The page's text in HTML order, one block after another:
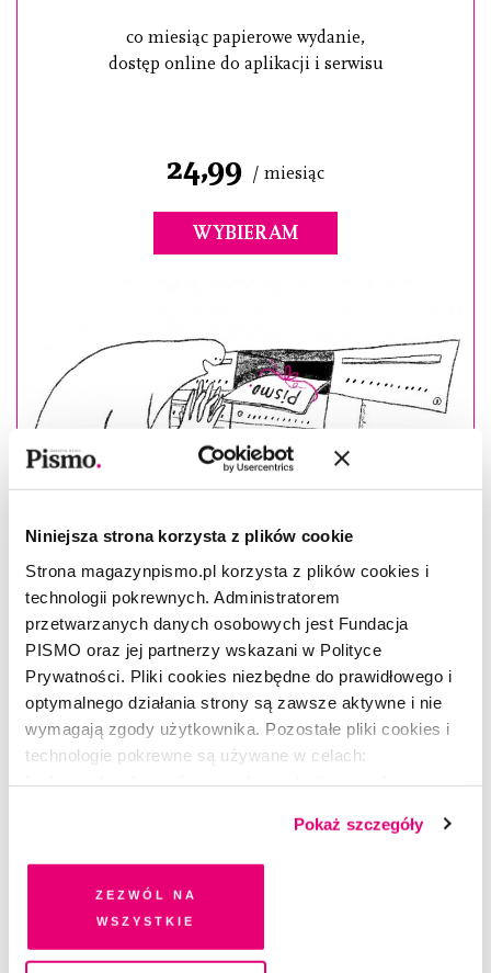
Niniejsza strona korzysta z plików cookie
Strona magazynpismo.pl korzysta z plików cookies i
technologii pokrewnych. Administratorem
przetwarzanych danych osobowych jest Fundacja
PISMO oraz jej partnerzy wskazani w Polityce
Prywatności. Pliki cookies niezbędne do prawidłowego i
optymalnego działania strony są zawsze aktywne i nie
wymagają zgody użytkownika. Pozostałe pliki cookies i
technologie pokrewne są używane w celach:
dobrowolną zgodę na pliki cookies i technologie
pokrewne, zgadzasz się na przechowywanie informacji
na Twoim urządzeniu końcowym lub dostęp do niego i
przetwarzanie danych. Zgodę na wszystkie lub niektóre
chwili wycofać lub ponowić w zakładce "Ustawienia
Pokaż szczegóły
Zezwól na
wszystkie
co miesiąc papierowe wydanie,
dostęp online do aplikacji i serwisu
24,99 / miesiąc
WYBIERAM
Masz konto? Zaloguj się
Sylwia Siedlecka–(ur. 1980), slawistka, pisarka, adiunktka
(2011). Prezentowany tekst jest fragmentem książki o Bułgarii,
Konsultacja merytoryczna: dr Mateusz Seroka, Ośrodek
Studiów Wschodnich im. Marka Karpia.
się w ósmym wydaniu miesięcznika "Pismo.